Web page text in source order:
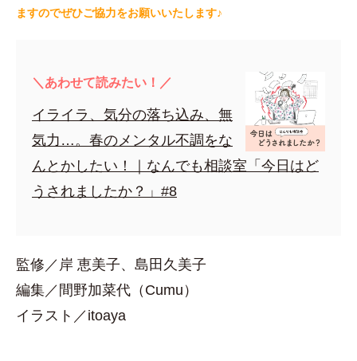
ますのでぜひご協力をお願いいたします♪
＼あわせて読みたい！／
イライラ、気分の落ち込み、無
気力…。春のメンタル不調をな
んとかしたい！｜なんでも相談室「今日はど
うされましたか？」#8
監修／岸 恵美子、島田久美子
編集／間野加菜代（Cumu）
イラスト／itoaya